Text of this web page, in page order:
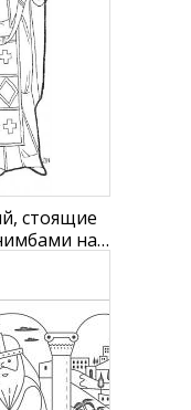
стоящие
над